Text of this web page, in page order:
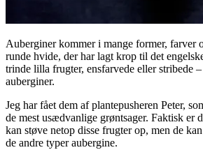
Auberginer kommer i mange former, farver
runde hvide, der har lagt krop til det
trinde lilla frugter, ensfarvede eller stribede
auberginer.
Jeg har fået dem af plantepusheren Peter,
de mest usædvanlige grøntsager. Faktisk er
kan støve netop disse frugter op, men de
de andre typer aubergine.